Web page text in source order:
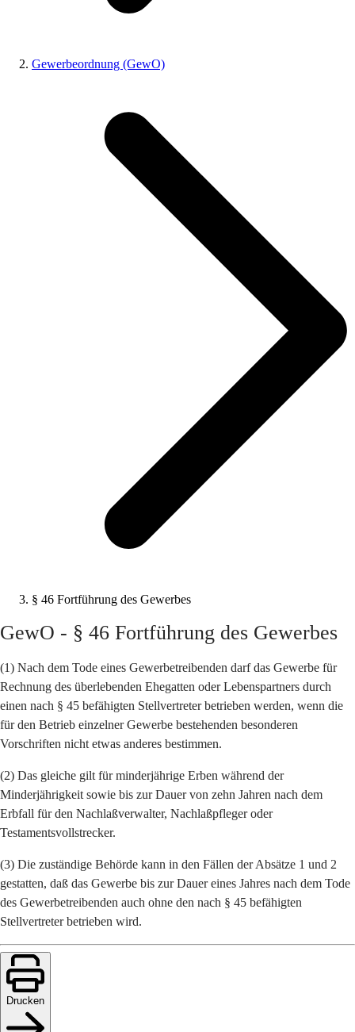
Gewerbeordnung (GewO)
§ 46 Fortführung des Gewerbes
GewO - § 46 Fortführung des Gewerbes
(1) Nach dem Tode eines Gewerbetreibenden darf das Gewerbe für
Rechnung des überlebenden Ehegatten oder Lebenspartners durch
einen nach § 45 befähigten Stellvertreter betrieben werden, wenn die
für den Betrieb einzelner Gewerbe bestehenden besonderen
Vorschriften nicht etwas anderes bestimmen.
(2) Das gleiche gilt für minderjährige Erben während der
Minderjährigkeit sowie bis zur Dauer von zehn Jahren nach dem
Erbfall für den Nachlaßverwalter, Nachlaßpfleger oder
Testamentsvollstrecker.
(3) Die zuständige Behörde kann in den Fällen der Absätze 1 und 2
gestatten, daß das Gewerbe bis zur Dauer eines Jahres nach dem Tode
des Gewerbetreibenden auch ohne den nach § 45 befähigten
Stellvertreter betrieben wird.
Drucken